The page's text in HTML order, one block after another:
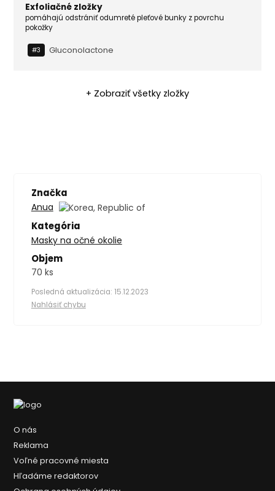
Exfoliačné zložky
pomáhajú odstrániť odumreté pleťové bunky z povrchu
pokožky
#3 Gluconolactone
+ Zobraziť všetky zložky
Značka
Anua
Kategória
Masky na očné okolie
Objem
70 ks
Posledná aktualizácia: 15.12.2023
Nahlásiť chybu
O nás
Reklama
Voľné pracovné miesta
Hľadáme redaktorov